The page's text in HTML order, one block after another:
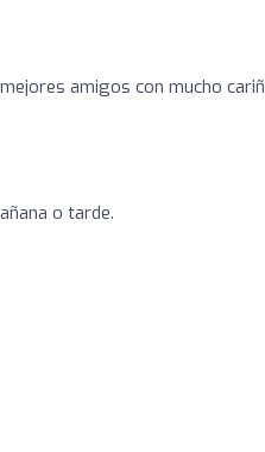
amigos con mucho
o tarde.